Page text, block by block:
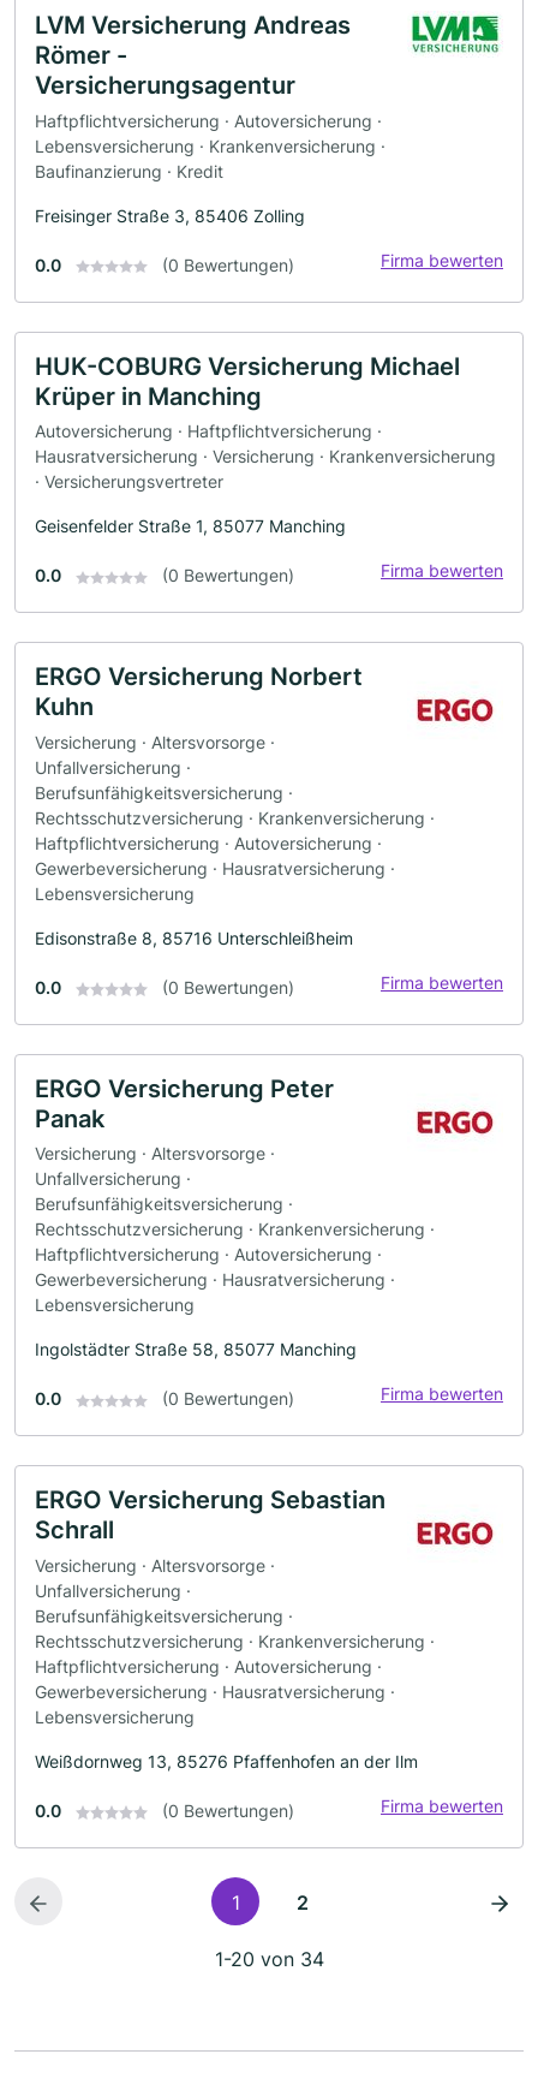
LVM Versicherung Andreas
Römer -
Versicherungsagentur
Haftpflichtversicherung · Autoversicherung ·
Lebensversicherung · Krankenversicherung ·
Baufinanzierung · Kredit
Freisinger Straße 3, 85406 Zolling
0.0 (0 Bewertungen) Firma bewerten
HUK-COBURG Versicherung Michael
Krüper in Manching
Autoversicherung · Haftpflichtversicherung ·
Hausratversicherung · Versicherung · Krankenversicherung
· Versicherungsvertreter
Geisenfelder Straße 1, 85077 Manching
0.0 (0 Bewertungen) Firma bewerten
ERGO Versicherung Norbert
Kuhn
Versicherung · Altersvorsorge ·
Unfallversicherung ·
Berufsunfähigkeitsversicherung ·
Rechtsschutzversicherung · Krankenversicherung ·
Haftpflichtversicherung · Autoversicherung ·
Gewerbeversicherung · Hausratversicherung ·
Lebensversicherung
Edisonstraße 8, 85716 Unterschleißheim
0.0 (0 Bewertungen) Firma bewerten
ERGO Versicherung Peter
Panak
Versicherung · Altersvorsorge ·
Unfallversicherung ·
Berufsunfähigkeitsversicherung ·
Rechtsschutzversicherung · Krankenversicherung ·
Haftpflichtversicherung · Autoversicherung ·
Gewerbeversicherung · Hausratversicherung ·
Lebensversicherung
Ingolstädter Straße 58, 85077 Manching
0.0 (0 Bewertungen) Firma bewerten
ERGO Versicherung Sebastian
Schrall
Versicherung · Altersvorsorge ·
Unfallversicherung ·
Berufsunfähigkeitsversicherung ·
Rechtsschutzversicherung · Krankenversicherung ·
Haftpflichtversicherung · Autoversicherung ·
Gewerbeversicherung · Hausratversicherung ·
Lebensversicherung
Weißdornweg 13, 85276 Pfaffenhofen an der Ilm
0.0 (0 Bewertungen) Firma bewerten
1 2
1-20 von 34